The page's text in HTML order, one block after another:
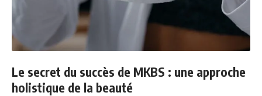
Le secret du succès de MKBS : une approche
holistique de la beauté